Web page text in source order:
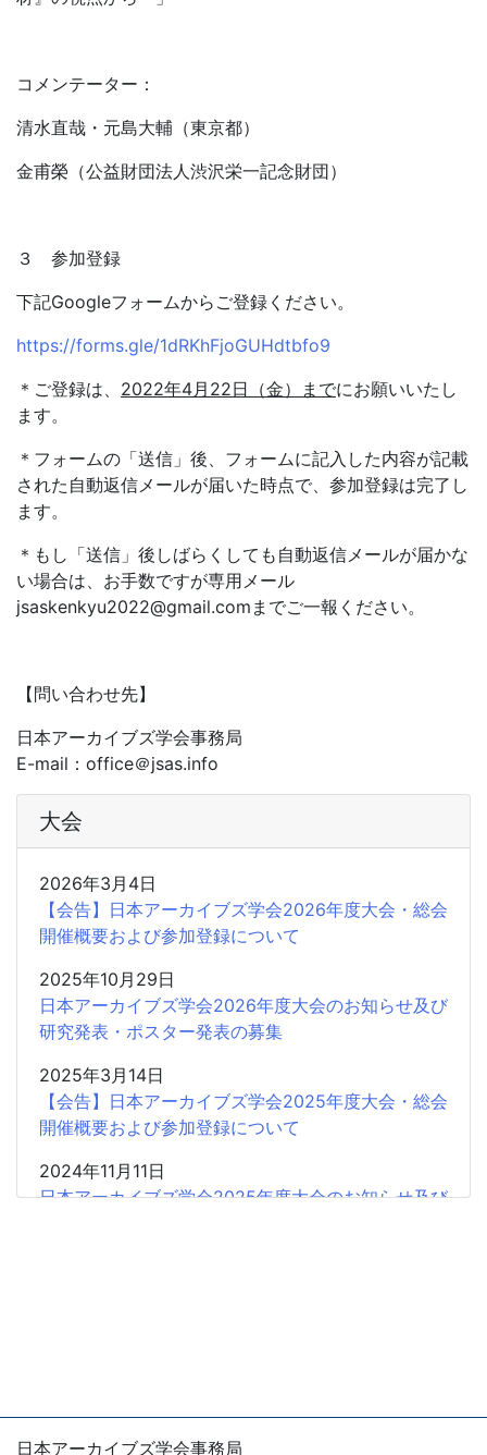
コメンテーター：
清水直哉・元島大輔（東京都）
金甫榮（公益財団法人渋沢栄一記念財団）
３ 参加登録
下記Googleフォームからご登録ください。
https://forms.gle/1dRKhFjoGUHdtbfo9
＊ご登録は、 2022年4月 22日（金）までにお願いいたし
ます。
＊フォームの「送信」後、フォームに記入した内容が記載
された自動返信メールが届いた時点で、参加登録は完了し
ます。
＊もし「送信」後しばらくしても自動返信メールが届かな
い場合は、お手数ですが専用メール
jsaskenkyu2022@gmail.comまでご一報ください。
【問い合わせ先】
日本アーカイブズ学会事務局
E-mail：office＠jsas.info
大会
2026年3月4日
【会告】日本アーカイブズ学会2026年度大会・総会
開催概要および参加登録について
2025年10月29日
日本アーカイブズ学会2026年度大会のお知らせ及び
研究発表・ポスター発表の募集
2025年3月14日
【会告】日本アーカイブズ学会2025年度大会・総会
開催概要および参加登録について
2024年11月11日
日本アーカイブズ学会2025年度大会のお知らせ及び
【会告】日本アーカイブズ学会2024年度大会開催概
要および参加登録について
日本アーカイブズ学会事務局